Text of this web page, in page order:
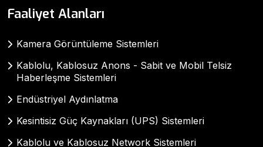
Faaliyet Alanları
Kamera Görüntüleme Sistemleri
Kablolu, Kablosuz Anons - Sabit ve Mobil Telsiz
Haberleşme Sistemleri
Endüstriyel Aydınlatma
Kesintisiz Güç Kaynakları (UPS) Sistemleri
Kablolu ve Kablosuz Network Sistemleri